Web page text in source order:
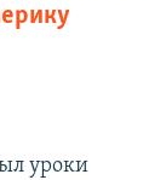
уроки